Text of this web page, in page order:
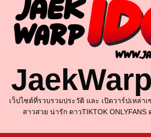
เว็ปไซต์ที่รวบรวมประวัติ และ เปิดวาร์ปเหล่า
สาวสวย น่ารัก ดาวTIKTOK ONLYFANS